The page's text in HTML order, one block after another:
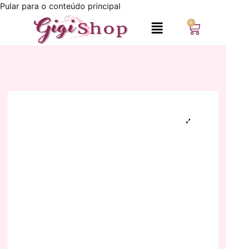
Pular para o conteúdo principal
0